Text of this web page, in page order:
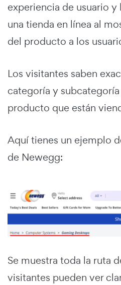
experiencia de usuario
una tienda en línea al
del producto a los
Los visitantes saben
categoría y
producto que están
Aquí tienes un ejemplo
de Newegg:
Se muestra toda la ruta
visitantes pueden ver